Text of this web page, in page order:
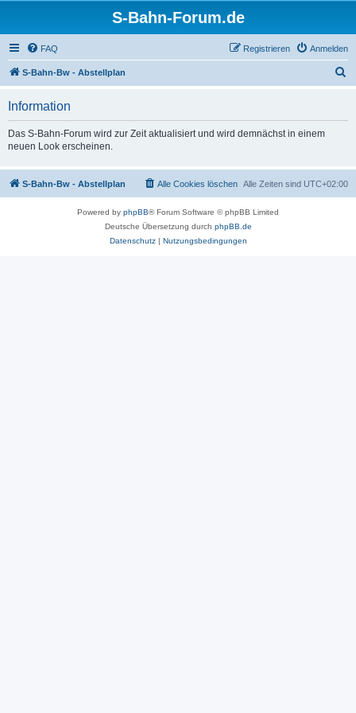
S-Bahn-Forum.de
FAQ Anmelden
Registrieren
S-Bahn-Bw - Abstellplan
Information
Das S-Bahn-Forum wird zur Zeit aktualisiert und wird demnächst in einem
neuen Look erscheinen.
S-Bahn-Bw - Abstellplan Alle Zeiten sind UTC+02:00
Alle Cookies löschen
Powered by phpBB® Forum Software © phpBB Limited
Deutsche Übersetzung durch phpBB.de
Datenschutz| Nutzungsbedingungen